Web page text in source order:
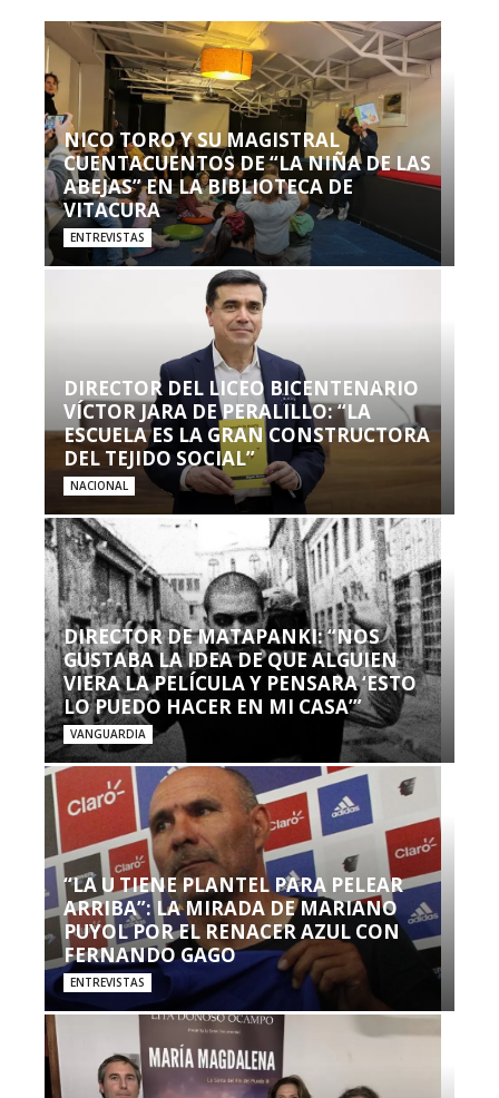
NICO TORO Y SU MAGISTRAL
CUENTACUENTOS DE “LA NIÑA DE LAS
ABEJAS” EN LA BIBLIOTECA DE
VITACURA
ENTREVISTAS
DIRECTOR DEL LICEO BICENTENARIO
VÍCTOR JARA DE PERALILLO: “LA
ESCUELA ES LA GRAN CONSTRUCTORA
DEL TEJIDO SOCIAL”
NACIONAL
DIRECTOR DE MATAPANKI: “NOS
GUSTABA LA IDEA DE QUE ALGUIEN
VIERA LA PELÍCULA Y PENSARA ‘ESTO
LO PUEDO HACER EN MI CASA’”
VANGUARDIA
“LA U TIENE PLANTEL PARA PELEAR
ARRIBA”: LA MIRADA DE MARIANO
PUYOL POR EL RENACER AZUL CON
FERNANDO GAGO
ENTREVISTAS